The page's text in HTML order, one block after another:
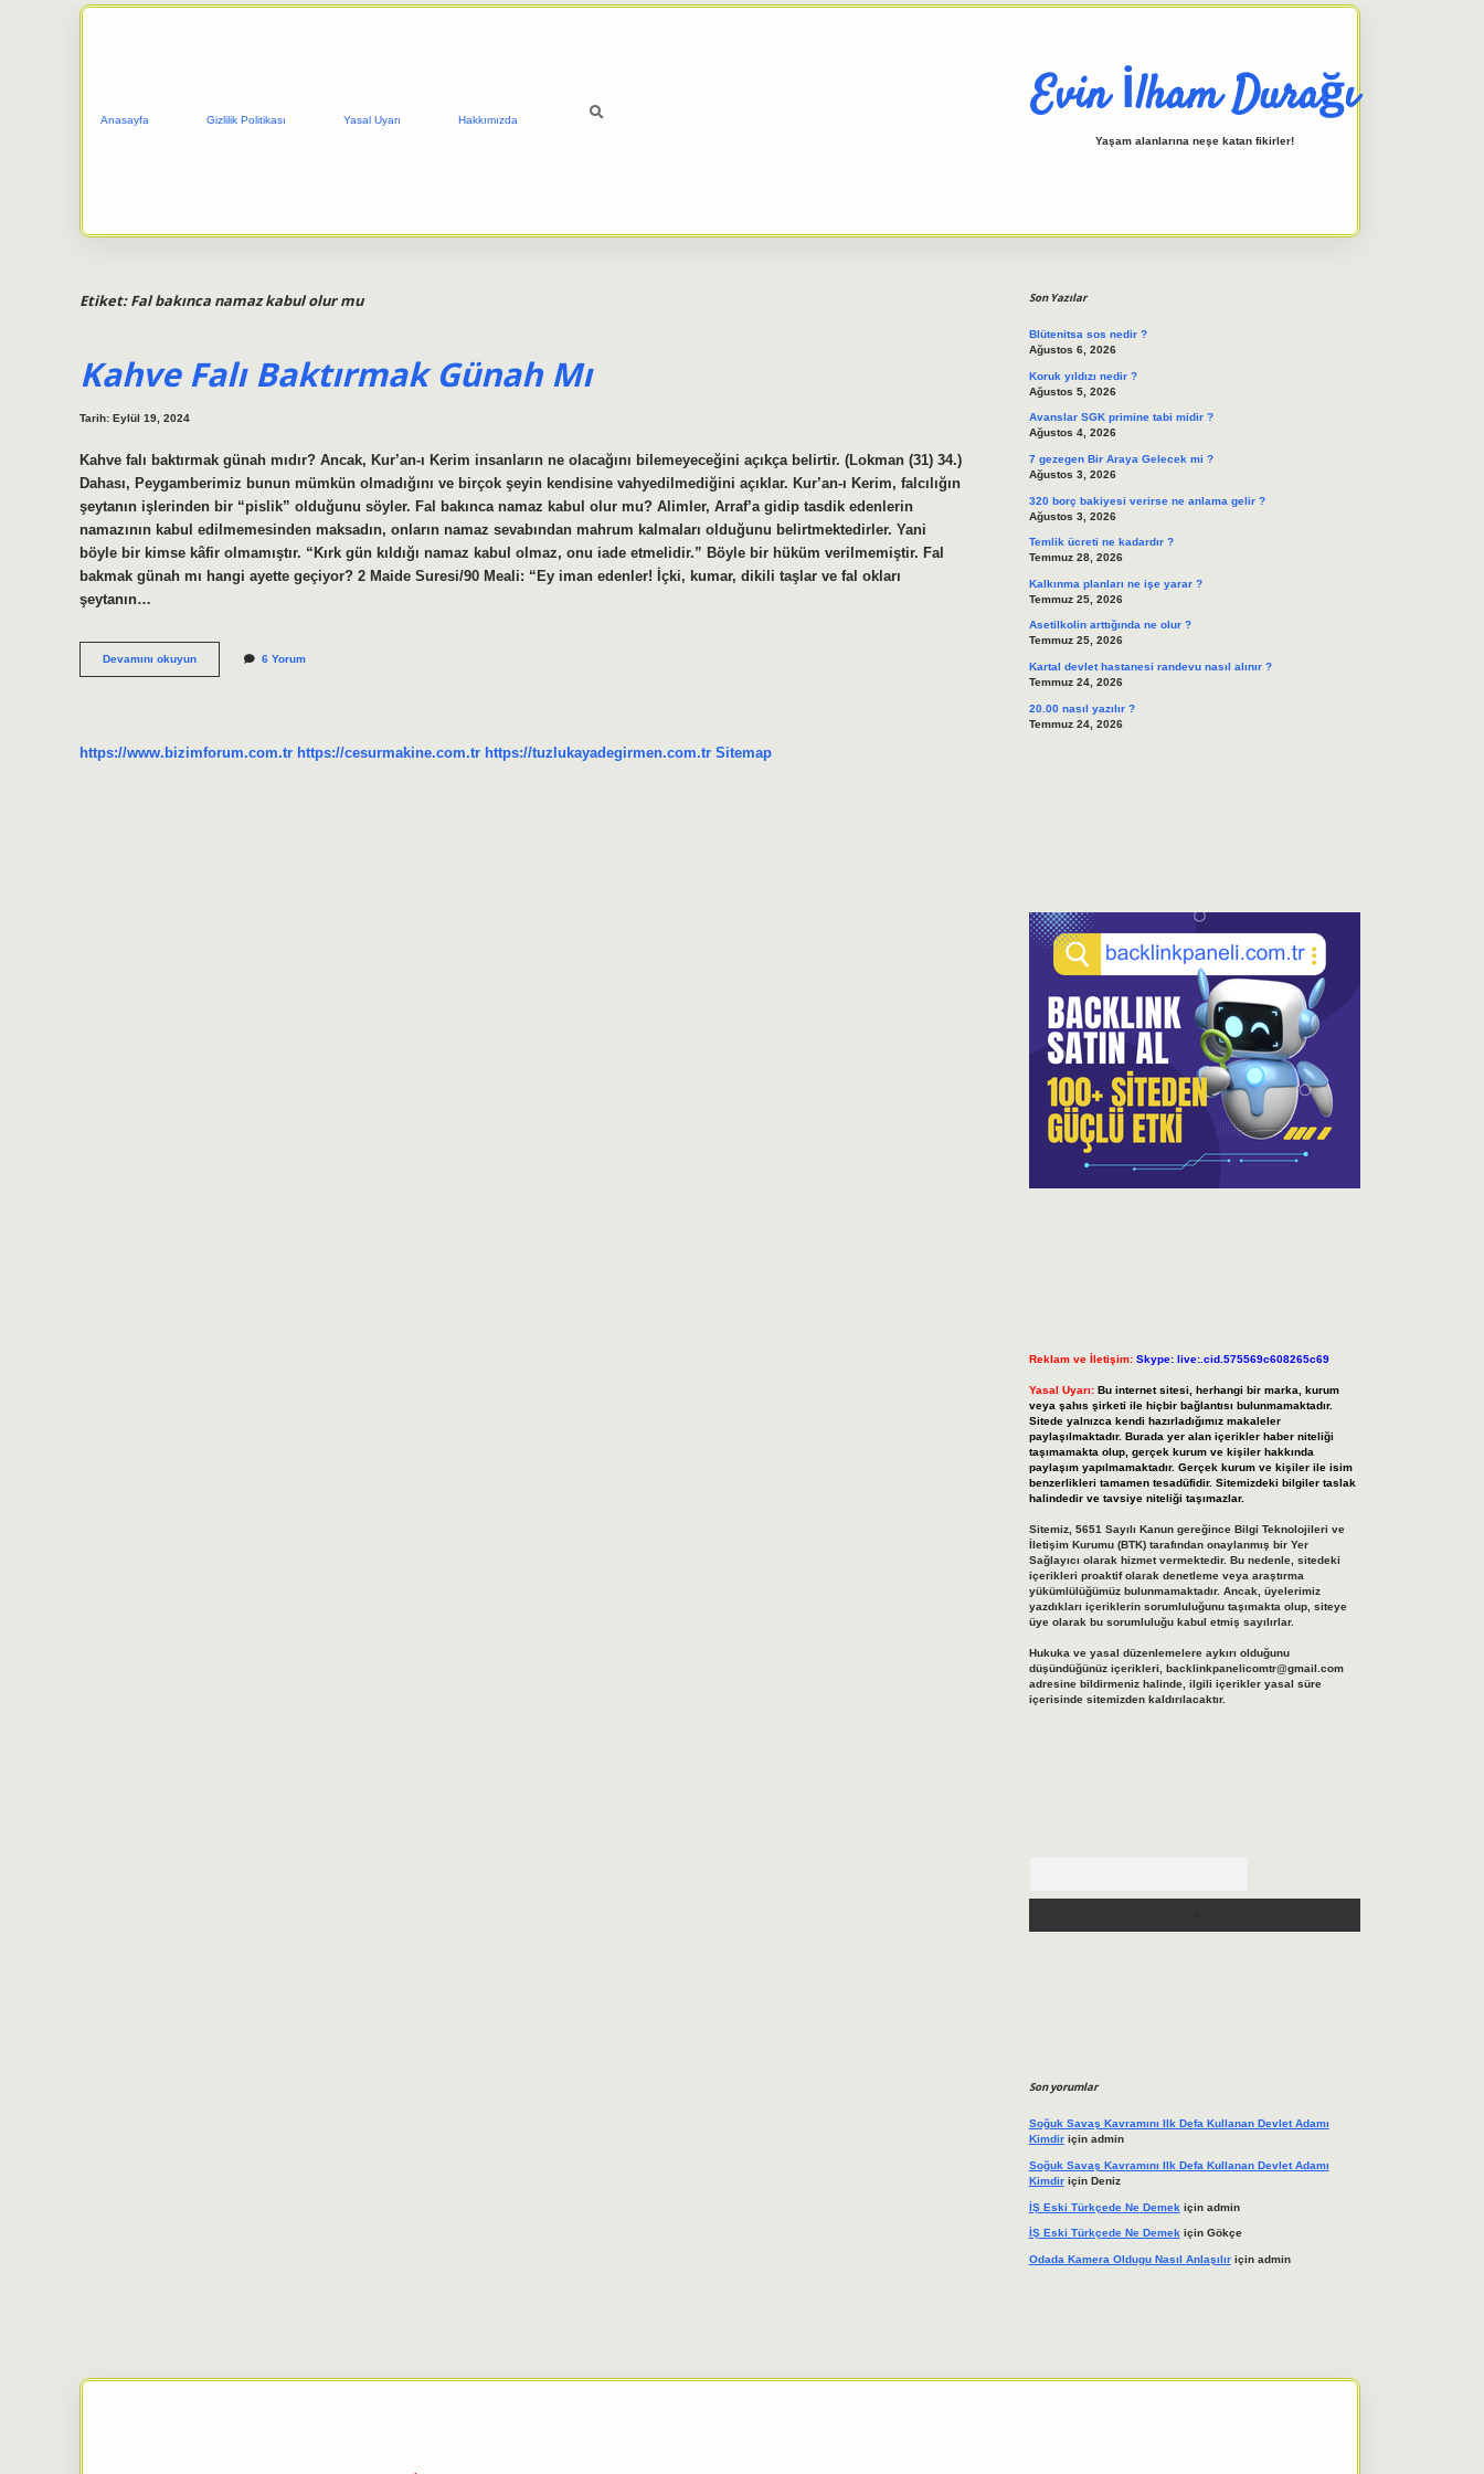
Anasayfa Gizlilik Politikası Yasal Uyarı Hakkımızda Evin İlham Durağı
Yaşam alanlarına neşe katan fikirler!
Etiket:Fal bakınca namaz kabul olur mu
Kahve Falı Baktırmak Günah Mı
Tarih: Eylül 19, 2024
Kahve falı baktırmak günah mıdır? Ancak, Kur’an-ı Kerim insanların ne olacağını bilemeyeceğini açıkça belirtir. (Lokman (31) 34.)
Dahası, Peygamberimiz bunun mümkün olmadığını ve birçok şeyin kendisine vahyedilmediğini açıklar. Kur’an-ı Kerim, falcılığın
şeytanın işlerinden bir “pislik” olduğunu söyler. Fal bakınca namaz kabul olur mu? Alimler, Arraf’a gidip tasdik edenlerin
namazının kabul edilmemesinden maksadın, onların namaz sevabından mahrum kalmaları olduğunu belirtmektedirler. Yani
böyle bir kimse kâfir olmamıştır. “Kırk gün kıldığı namaz kabul olmaz, onu iade etmelidir.” Böyle bir hüküm verilmemiştir. Fal
bakmak günah mı hangi ayette geçiyor? 2 Maide Suresi/90 Meali: “Ey iman edenler! İçki, kumar, dikili taşlar ve fal okları
şeytanın…
Devamını okuyunKahve
Falı
6 Yorum
https://www.bizimforum.com.tr https://cesurmakine.com.tr https://tuzlukayadegirmen.com.tr Sitemap
Son Yazılar
Blütenitsa sos nedir ?
Ağustos 6, 2026
Koruk yıldızı nedir ?
Ağustos 5, 2026
Avanslar SGK primine tabi midir ?
Ağustos 4, 2026
7 gezegen Bir Araya Gelecek mi ?
Ağustos 3, 2026
320 borç bakiyesi verirse ne anlama gelir ?
Ağustos 3, 2026
Temlik ücreti ne kadardır ?
Temmuz 28, 2026
Kalkınma planları ne işe yarar ?
Temmuz 25, 2026
Asetilkolin arttığında ne olur ?
Temmuz 25, 2026
Kartal devlet hastanesi randevu nasıl alınır ?
Temmuz 24, 2026
20.00 nasıl yazılır ?
Temmuz 24, 2026
Reklam ve İletişim: Skype: live:.cid.575569c608265c69
Yasal Uyarı: Bu internet sitesi, herhangi bir marka, kurum
veya şahıs şirketi ile hiçbir bağlantısı bulunmamaktadır.
Sitede yalnızca kendi hazırladığımız makaleler
paylaşılmaktadır. Burada yer alan içerikler haber niteliği
taşımamakta olup, gerçek kurum ve kişiler hakkında
paylaşım yapılmamaktadır. Gerçek kurum ve kişiler ile isim
benzerlikleri tamamen tesadüfidir. Sitemizdeki bilgiler taslak
halindedir ve tavsiye niteliği taşımazlar.
Sitemiz, 5651 Sayılı Kanun gereğince Bilgi Teknolojileri ve
İletişim Kurumu (BTK) tarafından onaylanmış bir Yer
Sağlayıcı olarak hizmet vermektedir. Bu nedenle, sitedeki
içerikleri proaktif olarak denetleme veya araştırma
yükümlülüğümüz bulunmamaktadır. Ancak, üyelerimiz
yazdıkları içeriklerin sorumluluğunu taşımakta olup, siteye
üye olarak bu sorumluluğu kabul etmiş sayılırlar.
Hukuka ve yasal düzenlemelere aykırı olduğunu
düşündüğünüz içerikleri, backlinkpanelicomtr@gmail.com
adresine bildirmeniz halinde, ilgili içerikler yasal süre
içerisinde sitemizden kaldırılacaktır.
Son yorumlar
Soğuk Savaş Kavramını Ilk Defa Kullanan Devlet Adamı
Kimdiriçin admin
Soğuk Savaş Kavramını Ilk Defa Kullanan Devlet Adamı
Kimdiriçin Deniz
İŞ Eski Türkçede Ne Demek için admin
İŞ Eski Türkçede Ne Demek için Gökçe
Odada Kamera Oldugu Nasıl Anlaşılıriçin admin